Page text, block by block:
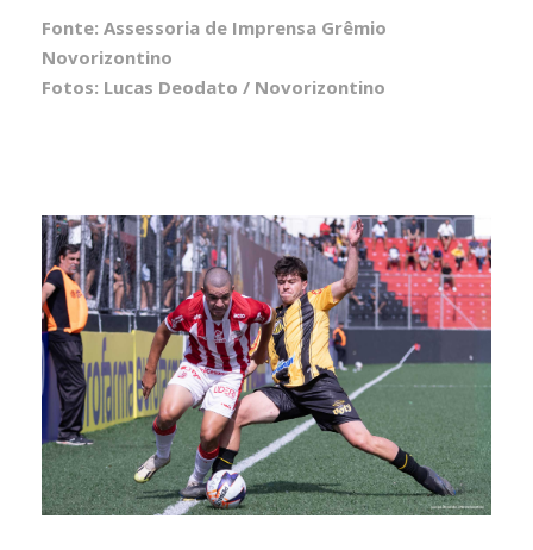
Fonte: Assessoria de Imprensa Grêmio
Novorizontino
Fotos: Lucas Deodato / Novorizontino